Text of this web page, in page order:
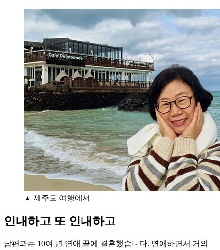
▲ 제주도 여행에서
인내하고 또 인내하고
남편과는 10여 년 연애 끝에 결혼했습니다. 연애하면서 거의